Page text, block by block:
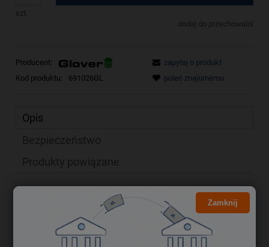
dodaj do przechowalni
Producent:
Kod produktu:
691026GL
zapytaj o produkt
poleć znajomemu
Opis
Zamknij